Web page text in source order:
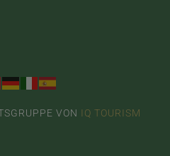
VON IQ TOURISM